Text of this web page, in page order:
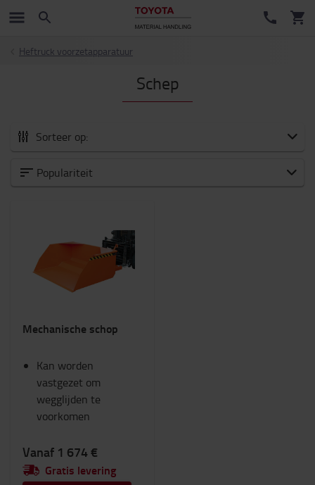
Heftruck voorzetapparatuur
Schep
Sorteer op:
Alle Accessoires
Heftruck voorzetapparatuur
Veiligheid
Trolleys en scooters
Batterij en Electronica
RAM-montage
Fan Shop
Verlichting
Winter
Werkplek en magazijn
Categorie
Schep(1)
Populariteit
Mechanische schop
Kan worden
vastgezet om
wegglijden te
voorkomen
Vanaf 1 674 €
Gratis levering